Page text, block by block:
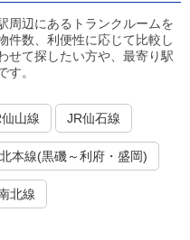
周辺にあるトランクルームを
件数、利便性に応じて比較し
せて探したい方や、最寄り駅
。
山線 JR仙石線
本線(黒磯～利府・盛岡)
北線